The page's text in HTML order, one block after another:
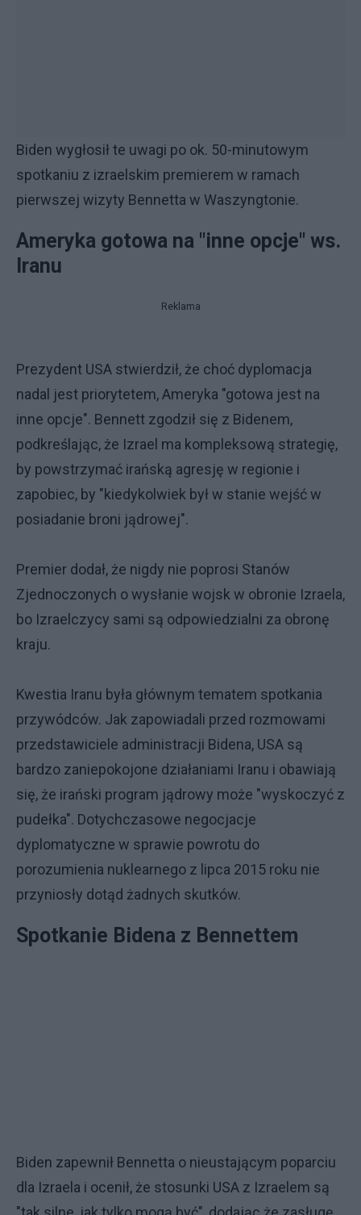
Biden wygłosił te uwagi po ok. 50-minutowym
spotkaniu z izraelskim premierem w ramach
pierwszej wizyty Bennetta w Waszyngtonie.
Ameryka gotowa na "inne opcje" ws.
Iranu
Reklama
Prezydent USA stwierdził, że choć dyplomacja
nadal jest priorytetem, Ameryka "gotowa jest na
inne opcje". Bennett zgodził się z Bidenem,
podkreślając, że Izrael ma kompleksową strategię,
by powstrzymać irańską agresję w regionie i
zapobiec, by "kiedykolwiek był w stanie wejść w
posiadanie broni jądrowej".
Premier dodał, że nigdy nie poprosi Stanów
Zjednoczonych o wysłanie wojsk w obronie Izraela,
bo Izraelczycy sami są odpowiedzialni za obronę
kraju.
Kwestia Iranu była głównym tematem spotkania
przywódców. Jak zapowiadali przed rozmowami
przedstawiciele administracji Bidena, USA są
bardzo zaniepokojone działaniami Iranu i obawiają
się, że irański program jądrowy może "wyskoczyć z
pudełka". Dotychczasowe negocjacje
dyplomatyczne w sprawie powrotu do
porozumienia nuklearnego z lipca 2015 roku nie
przyniosły dotąd żadnych skutków.
Spotkanie Bidena z Bennettem
Biden zapewnił Bennetta o nieustającym poparciu
dla Izraela i ocenił, że stosunki USA z Izraelem są